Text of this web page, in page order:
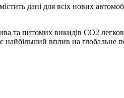
дані для всіх нових
та питомих викидів СО2
найбільший вплив на глобальне